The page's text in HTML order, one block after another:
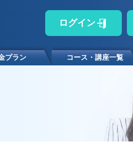
ログイン
プラン コース・講座一覧